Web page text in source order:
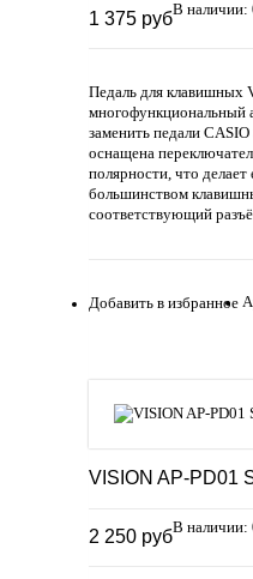
1 375 рубВ наличии:
Педаль для клавишных
многофункциональный
заменить педали
оснащена
полярности, что делает
большинством
соответствующий
Добавить в избранное
VISION AP-PD01
2 250 рубВ наличии: